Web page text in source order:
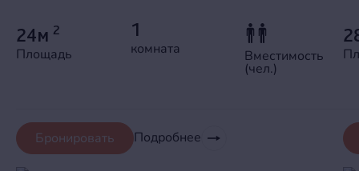
24м 2
Площадь
1
комната Вместимость
(чел.)
Бронировать Подробнее